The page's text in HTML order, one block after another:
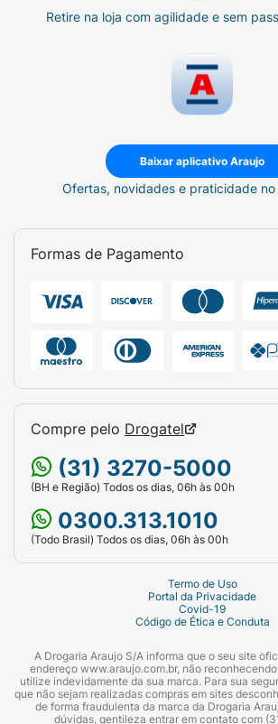
Retire na loja com agilidade e sem
Baixar aplicativo Araujo
Ofertas, novidades e praticidade no
Formas de Pagamento
Compre pelo Drogatel
(31) 3270-5000
(BH e Região) Todos os dias, 06h às 00h
0300.313.1010
(Todo Brasil) Todos os dias, 06h às 00h
Termo de Uso
Portal da Privacidade
Covid-19
Código de Ética e Conduta
A Drogaria Araujo S/A informa que o seu site
endereço www.araujo.com.br, não
utilize indevidamente da sua marca. Para sua
que não sejam realizadas compras em sites
de forma fraudulenta da marca da Drogaria
dúvidas, gentileza entrar em contato com